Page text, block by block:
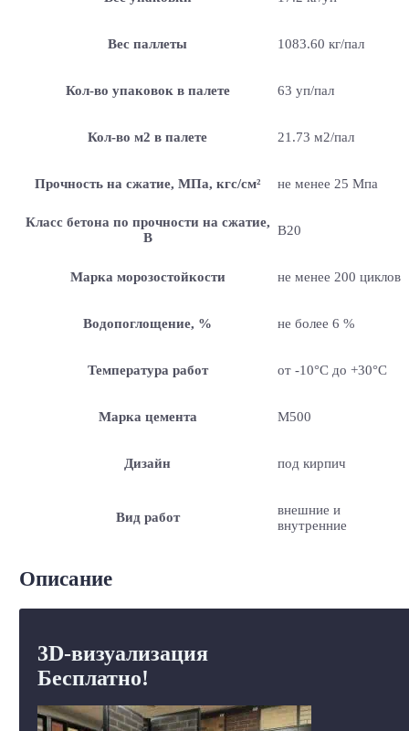
Вес паллеты 1083.60 кг/пал
Кол-во упаковок в палете 63 уп/пал
Кол-во м2 в палете 21.73 м2/пал
Прочность на сжатие, МПа, кгс/см² не менее 25 Мпа
Класс бетона по прочности на сжатие,
В
B20
Марка морозостойкости не менее 200 циклов
Водопоглощение, % не более 6 %
Температура работ от -10°C до +30°C
Марка цемента M500
Дизайн под кирпич
Вид работ
внешние и
внутренние
Описание
3D-визуализация
Бесплатно!